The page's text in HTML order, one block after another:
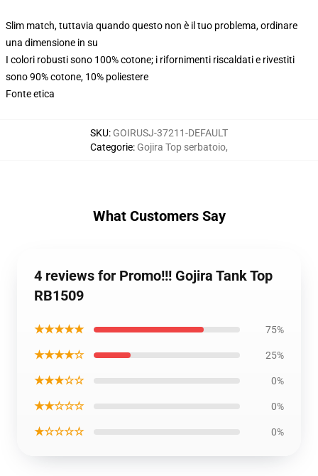
Slim match, tuttavia quando questo non è il tuo problema, ordinare
una dimensione in su
I colori robusti sono 100% cotone; i rifornimenti riscaldati e rivestiti
sono 90% cotone, 10% poliestere
Fonte etica
SKU: GOIRUSJ-37211-DEFAULT
Categorie: Gojira Top serbatoio,
What Customers Say
4 reviews for Promo!!! Gojira Tank Top
RB1509
★★★★★ 75%
★★★★☆ 25%
★★★☆☆ 0%
★★☆☆☆ 0%
★☆☆☆☆ 0%